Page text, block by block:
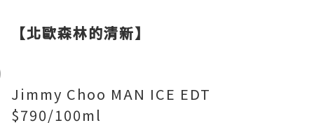
【北歐森林的清新】
Jimmy Choo MAN ICE EDT
$790/100ml